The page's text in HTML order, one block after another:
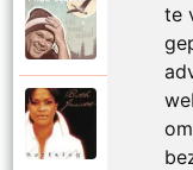
te
Paul De
Ruth
Kijk niet uit